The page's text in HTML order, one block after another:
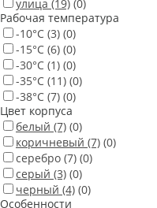
улица (19) (0)
Рабочая температура
-10°С (3) (0)
-15°С (6) (0)
-30°С (1) (0)
-35°С (11) (0)
-38°С (7) (0)
Цвет корпуса
белый (7) (0)
коричневый (7) (0)
серебро (7) (0)
серый (3) (0)
черный (4) (0)
Особенности